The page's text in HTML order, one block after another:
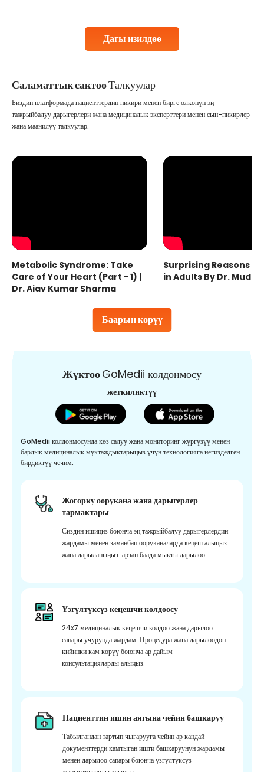
Дагы изилдөө
collected, they process the
Саламаттык сактооТалкуулар
Баарын көрүү
Биздин платформада пациенттердин пикири менен бирге өлкөнүн эң
тажрыйбалуу дарыгерлери жана медициналык эксперттери менен сын-пикирлер
жана маанилүү талкуулар.
Metabolic Syndrome: Take
Care of Your Heart (Part - 1) |
Dr. Ajay Kumar Sharma
Surprising Reasons
in Adults By Dr.
ЖүктөөGoMedii колдонмосу
жеткиликтүү
GoMedii колдонмосунда көз салуу жана мониторинг жүргүзүү менен
бардык медициналык муктаждыктарыңыз үчүн технологияга негизделген
бирдиктүү чечим.
Жогорку оорукана жана дарыгерлер
тармактары
Сиздин ишиңиз боюнча эң тажрыйбалуу дарыгерлердин
жардамы менен заманбап ооруканаларда кеңеш алыңыз
жана дарыланыңыз. арзан баада мыкты дарылоо.
Үзгүлтүксүз кеңешчи колдоосу
24x7 медициналык кеңешчи колдоо жана дарылоо
сапары учурунда жардам. Процедура жана дарылоодон
кийинки кам көрүү боюнча ар дайым
консультацияларды алыңыз.
Пациенттин ишин аягына чейин башкаруу
Табылгандан тартып чыгарууга чейин ар кандай
документтерди камтыган ишти башкаруунун жардамы
менен дарылоо сапары боюнча үзгүлтүксүз